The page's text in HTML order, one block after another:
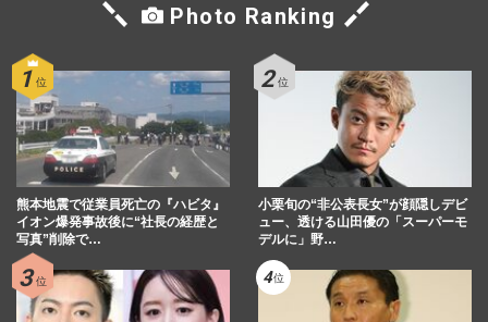
Photo Ranking
熊本地震で従業員死亡の『ハビタ』
イオン爆発事故後に“社長の経歴と
写真”削除で…
小栗旬の“非公表長女”が顔隠しデビ
ュー、透ける山田優の「スーパーモ
デルに」野…